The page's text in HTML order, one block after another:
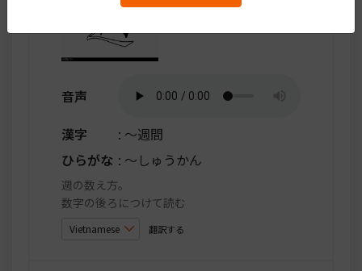
音声
漢字
: ～週間
ひらがな : ～しゅうかん
週の数え方。
数字の後ろにつけて読む
翻訳する